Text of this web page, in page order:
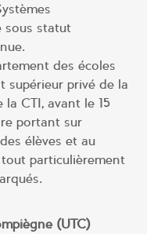
sous statut
des écoles
supérieur privé de la
CTI, avant le 15
portant sur
élèves et au
particulièrement
(UTC)